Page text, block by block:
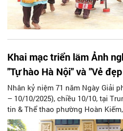
Khai mạc triển lãm Ảnh
"Tự hào Hà Nội" và "Vẻ
Nhân kỷ niệm 71 năm Ngày Giải
– 10/10/2025), chiều 10/10, tại
tin & Thể thao phường Hoàn
nghệ thuật Hà Nội lần thứ 55 với